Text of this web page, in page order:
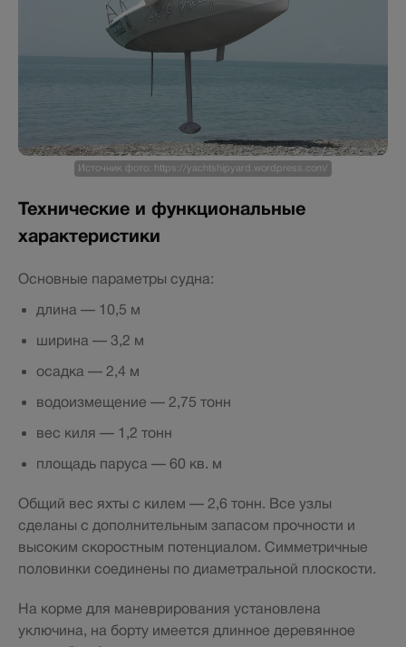
Источник фото: https://yachtshipyard.wordpress.com/
Технические и функциональные
характеристики
Основные параметры судна:
длина — 10,5 м
ширина — 3,2 м
осадка — 2,4 м
водоизмещение — 2,75 тонн
вес киля — 1,2 тонн
площадь паруса — 60 кв. м
Общий вес яхты с килем — 2,6 тонн. Все узлы
сделаны с дополнительным запасом прочности и
высоким скоростным потенциалом. Симметричные
половинки соединены по диаметральной плоскости.
На корме для маневрирования установлена
уключина, на борту имеется длинное деревянное